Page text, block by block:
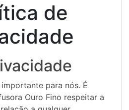
de
para nós. É
Ouro Fino respeitar a